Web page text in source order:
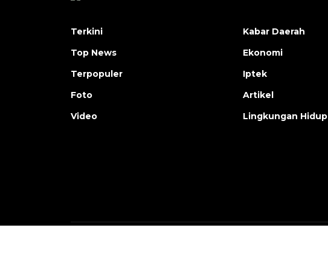
Terkini
Top News
Terpopuler
Foto
Video
Kabar Daerah
Ekonomi
Iptek
Artikel
Lingkungan Hidup